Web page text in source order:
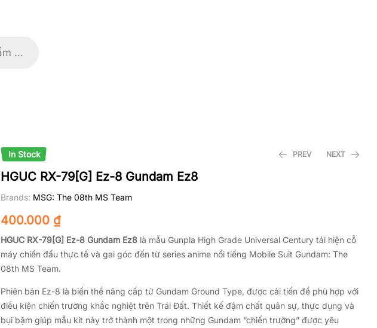
In Stock PREV NEXT
HGUC RX-79[G] Ez-8 Gundam Ez8
Brands: MSG: The 08th MS Team
400.000 ₫
HGUC RX-79[G] Ez-8 Gundam Ez8 là mẫu Gunpla High Grade Universal Century tái hiện cỗ
máy chiến đấu thực tế và gai góc đến từ series anime nổi tiếng Mobile Suit Gundam: The
08th MS Team.
Phiên bản Ez-8 là biến thể nâng cấp từ Gundam Ground Type, được cải tiến để phù hợp với
điều kiện chiến trường khắc nghiệt trên Trái Đất. Thiết kế đậm chất quân sự, thực dụng và
bụi bặm giúp mẫu kit này trở thành một trong những Gundam “chiến trường” được yêu